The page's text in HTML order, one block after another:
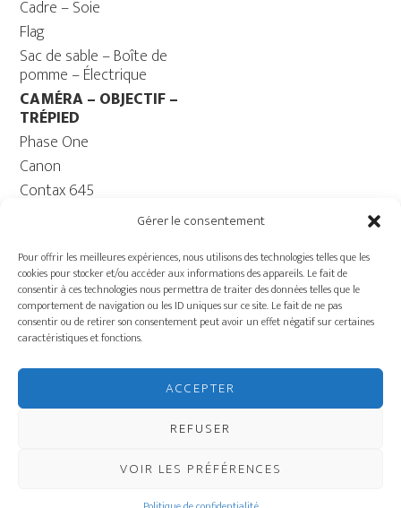
Gérer le consentement
Pour offrir les meilleures expériences, nous utilisons des technologies telles que les
cookies pour stocker et/ou accéder aux informations des appareils. Le fait de
consentir à ces technologies nous permettra de traiter des données telles que le
comportement de navigation ou les ID uniques sur ce site. Le fait de ne pas
consentir ou de retirer son consentement peut avoir un effet négatif sur certaines
caractéristiques et fonctions.
ACCEPTER
REFUSER
VOIR LES PRÉFÉRENCES
Cadre – Soie
Flag
Sac de sable – Boîte de
pomme – Électrique
CAMÉRA – OBJECTIF –
TRÉPIED
Phase One
Canon
Contax 645
ORDINATEUR
Ordinateur – Moniteur
Câble
Batterie ECOFLOW –
Charriot
ÉQUIPEMENT DE
COPYRIGHT © 2026 · STUDIO GRIFFINTOWN